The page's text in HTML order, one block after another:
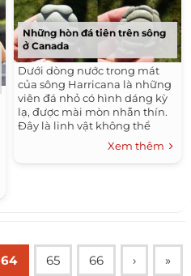
Những hòn đá tiên trên sông
ở Canada
Dưới dòng nước trong mát
của sông Harricana là những
viên đá nhỏ có hình dáng kỳ
lạ, được mài mòn nhẵn thín.
Đây là linh vật không thể
thiếu trong đời sống của thổ
Xem thêm
64 65 66 › »